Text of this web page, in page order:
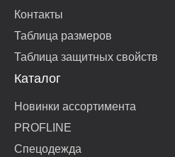
Контакты
Таблица размеров
Таблица защитных свойств
Каталог
Новинки ассортимента
PROFLINE
Спецодежда